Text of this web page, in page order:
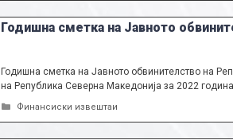
Годишна сметка на Јавното
Годишна сметка на Јавното обвинителство на
на Република Северна Македонија за 2022
Categories
Финансиски извештаи